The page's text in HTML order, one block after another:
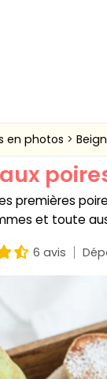
en photos
premières
et toute
6 avis